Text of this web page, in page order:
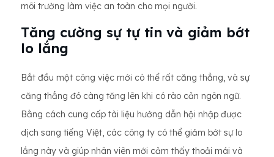
môi trường làm việc an toàn cho mọi người.
Tăng cường sự tự tin và giảm bớt
lo lắng
Bắt đầu một công việc mới có thể rất căng thẳng, và sự
căng thẳng đó càng tăng lên khi có rào cản ngôn ngữ.
Bằng cách cung cấp tài liệu hướng dẫn hội nhập được
dịch sang tiếng Việt, các công ty có thể giảm bớt sự lo
lắng này và giúp nhân viên mới cảm thấy thoải mái và